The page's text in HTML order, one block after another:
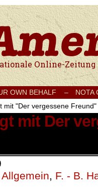
Onlinezeitung für Frieden,
OWN BEHALF –
NOTA
mit "Der vergessene Freund"
mit Der
Allgemein, F. - B.